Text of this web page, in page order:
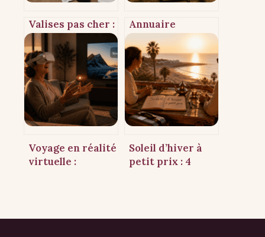
Valises pas cher :
3 matériaux
durables et 4
astuces pour
payer le prix
juste
Annuaire
tourisme :
pourquoi
délaisser les
plateformes de
réservation pour
un voyage
authentique et
Voyage en réalité
virtuelle :
découverte sans
Soleil d’hiver à
petit prix : 4
pour s’évader